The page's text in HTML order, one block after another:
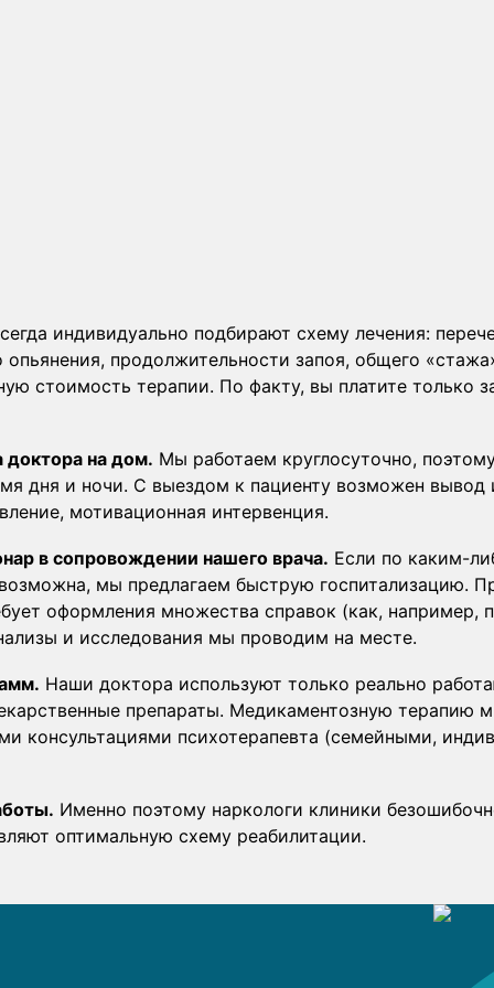
индивидуально подбирают схему лечения:
опьянения, продолжительности запоя, общего
стоимость терапии. По факту, вы платите только
доктора на дом. Мы работаем круглосуточно,
дня и ночи. С выездом к пациенту возможен вывод
мотивационная интервенция.
в сопровождении нашего врача. Если по каким-
мы предлагаем быструю госпитализацию.
оформления множества справок (как, например,
и исследования мы проводим на месте.
Наши доктора используют только реально
препараты. Медикаментозную терапию
консультациями психотерапевта (семейными,
Именно поэтому наркологи клиники
оптимальную схему реабилитации.